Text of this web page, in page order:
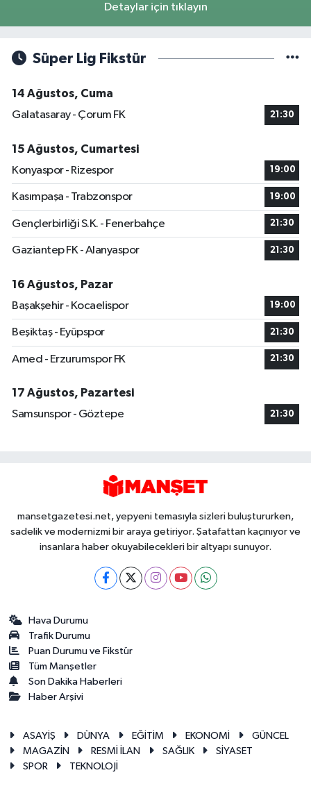
Detaylar için tıklayın
Süper Lig Fikstür
14 Ağustos, Cuma
Galatasaray - Çorum FK
21:30
15 Ağustos, Cumartesi
Konyaspor - Rizespor
19:00
Kasımpaşa - Trabzonspor 19:00
Gençlerbirliği S.K. - Fenerbahçe 21:30
Gaziantep FK - Alanyaspor 21:30
16 Ağustos, Pazar
Başakşehir - Kocaelispor
19:00
Beşiktaş - Eyüpspor 21:30
Amed - Erzurumspor FK 21:30
17 Ağustos, Pazartesi
Samsunspor - Göztepe
21:30
mansetgazetesi.net, yepyeni temasıyla sizleri buluştururken,
sadelik ve modernizmi bir araya getiriyor. Şatafattan kaçınıyor ve
insanlara haber okuyabilecekleri bir altyapı sunuyor.
Hava Durumu
Trafik Durumu
Puan Durumu ve Fikstür
Tüm Manşetler
Son Dakika Haberleri
Haber Arşivi
ASAYİŞ DÜNYA EĞİTİM EKONOMİ
GÜNCEL
MAGAZİN
RESMİ İLAN SAĞLIK
SİYASET
SPOR
TEKNOLOJİ